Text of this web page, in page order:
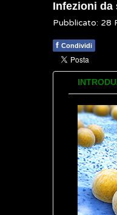
Infezioni
Pubblicato: 28
f Condividi